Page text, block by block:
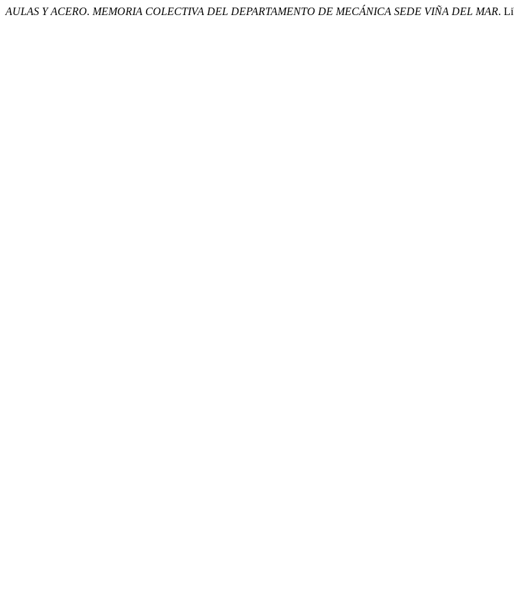
AULAS Y ACERO. MEMORIA COLECTIVA DEL DEPARTAMENTO DE MECÁNICA SEDE VIÑA DEL MAR.